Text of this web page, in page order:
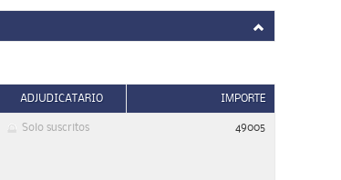
ADJUDICATARIO IMPORTE
Solo suscritos 49005